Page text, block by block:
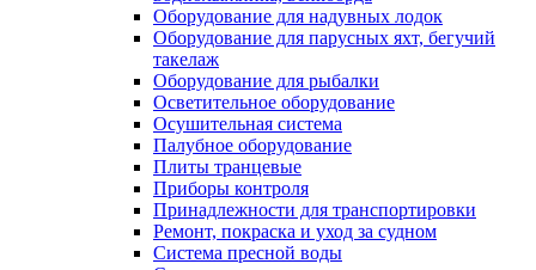
Оборудование для надувных лодок
Оборудование для парусных яхт, бегучий
такелаж
Оборудование для рыбалки
Осветительное оборудование
Осушительная система
Палубное оборудование
Плиты транцевые
Приборы контроля
Принадлежности для транспортировки
Ремонт, покраска и уход за судном
Система пресной воды